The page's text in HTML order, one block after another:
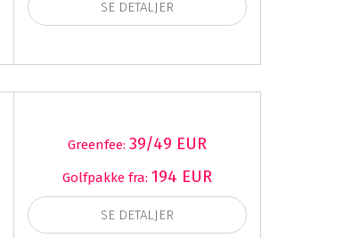
SE DETALJER
Greenfee: 39/49 EUR
Golfpakke fra: 194 EUR
SE DETALJER